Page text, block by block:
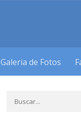
Galeria de Fotos